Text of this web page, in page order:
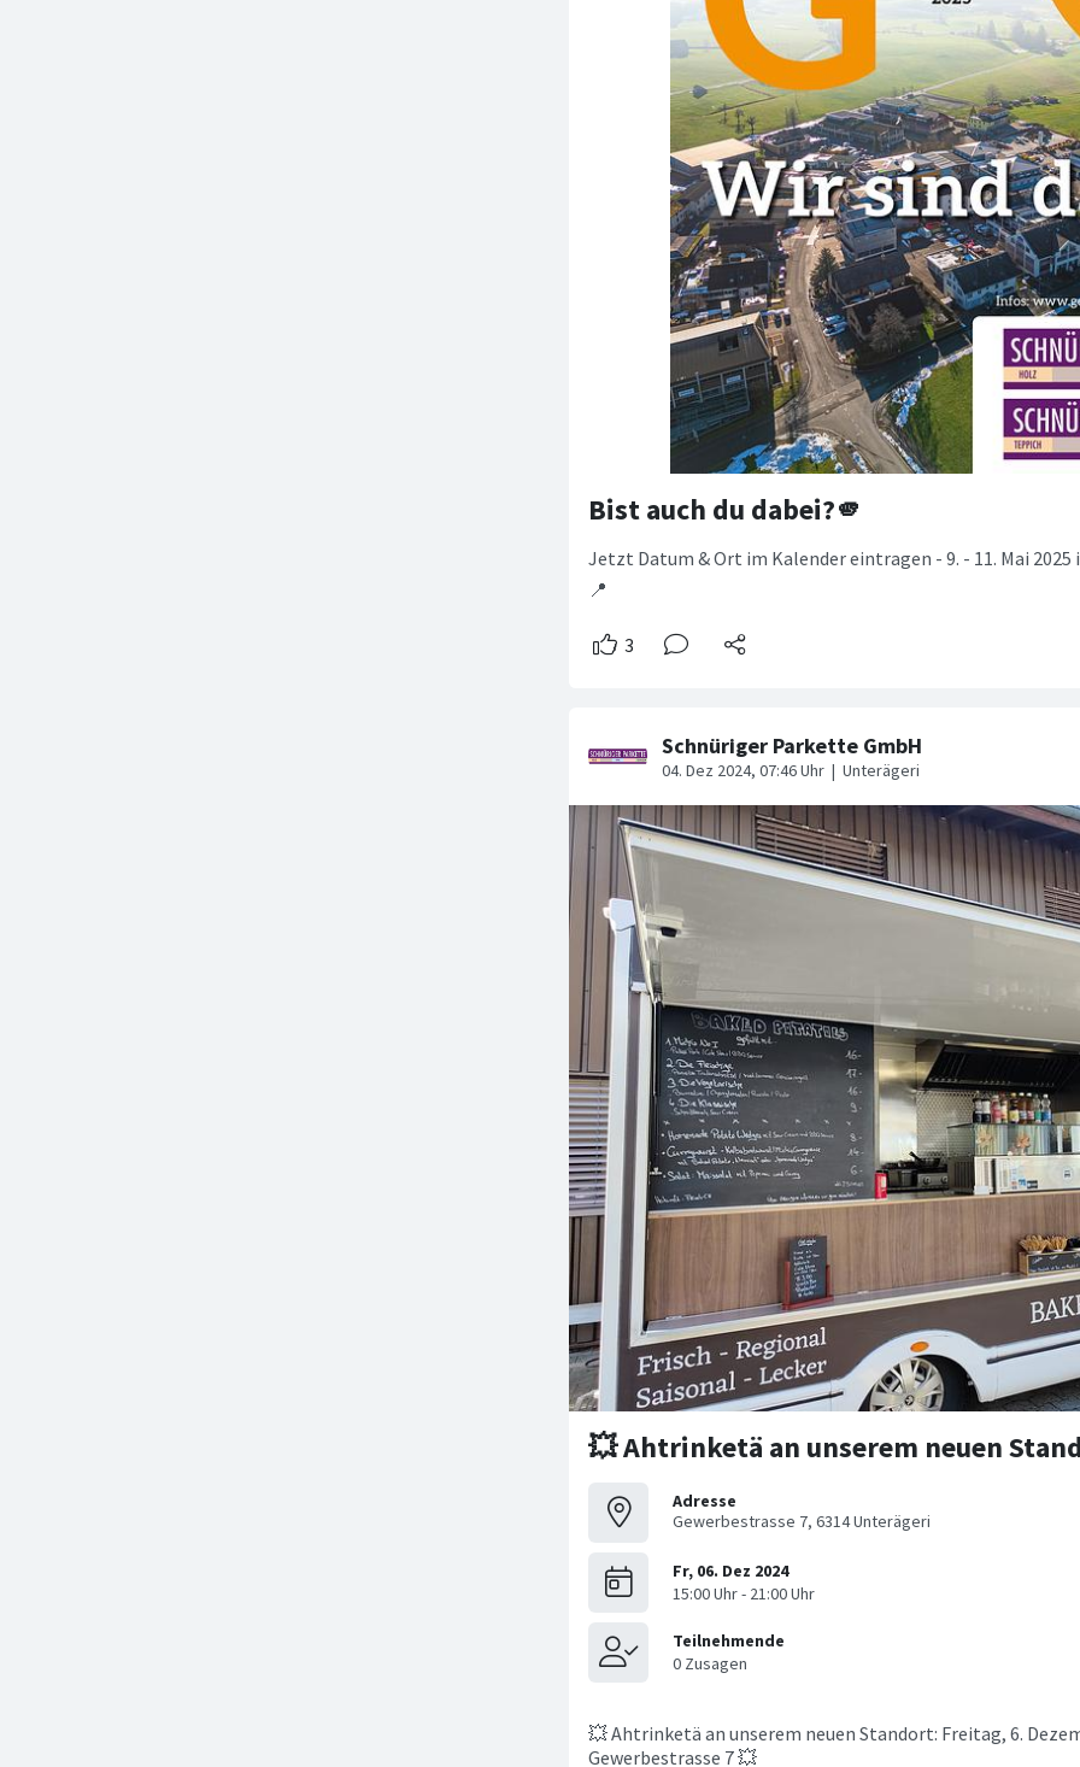
Bist auch du dabei?🫵
Jetzt Datum & Ort im Kalender eintragen - 9. - 11. Mai
📍
💥 Ahtrinketä an unserem neuen
Adresse
Gewerbestrasse 7, 6314 Unterägeri
💥 Ahtrinketä an unserem neuen Standort: Freitag, 6.
Gewerbestrasse 7 💥